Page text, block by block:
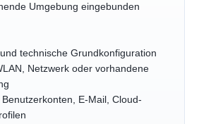
Umgebung eingebunden
technische Grundkonfiguration
Netzwerk oder vorhandene
E-Mail, Cloud-